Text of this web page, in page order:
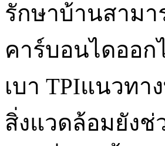
รักษาบ้านสาม
คาร์บอนไดออ
เบา TPIแนวท
สิ่งแวดล้อมยังช่